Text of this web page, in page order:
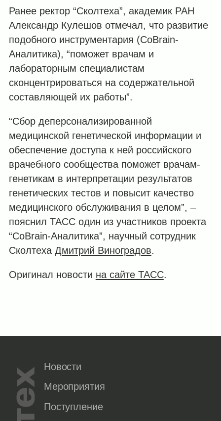
Ранее ректор “Сколтеха”, академик РАН
Александр Кулешов отмечал, что развитие
подобного инструментария (CoBrain-
Аналитика), “поможет врачам и
лабораторным специалистам
сконцентрироваться на содержательной
составляющей их работы”.
“Cбор деперсонализированной
медицинской генетической информации и
обеспечение доступа к ней российского
врачебного сообщества поможет врачам-
генетикам в интерпретации результатов
генетических тестов и повысит качество
медицинского обслуживания в целом”, –
пояснил ТАСС один из участников проекта
“CoBrain-Аналитика”, научный сотрудник
Сколтеха Дмитрий Виноградов.
Оригинал новости на сайте ТАСС.
Новости
Мероприятия
Поступление